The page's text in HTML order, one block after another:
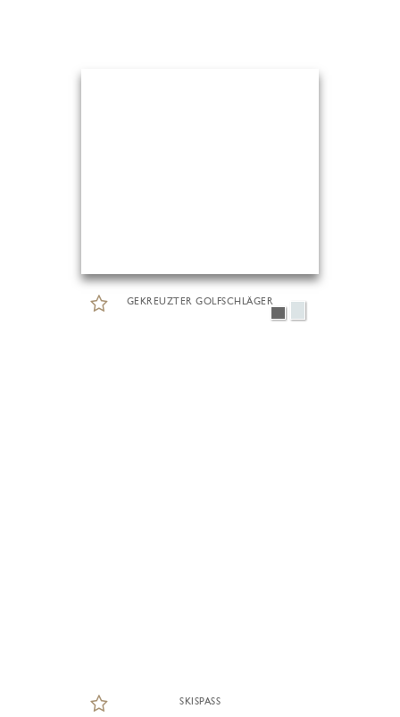
GEKREUZTER GOLFSCHLÄGER
SKISPASS